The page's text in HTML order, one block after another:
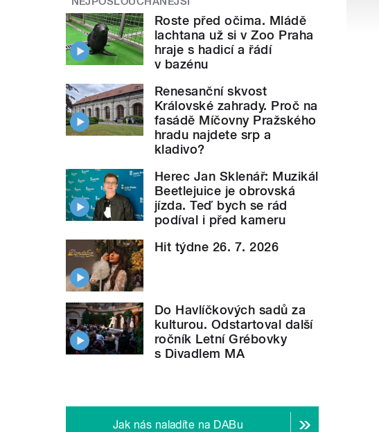
Roste před očima. Mládě
lachtana už si v Zoo Praha
hraje s hadicí a řádí
v bazénu
Renesanční skvost
Královské zahrady. Proč na
fasádě Míčovny Pražského
hradu najdete srp a
kladivo?
Herec Jan Sklenář: Muzikál
Beetlejuice je obrovská
jízda. Teď bych se rád
podíval i před kameru
Hit týdne 26. 7. 2026
Do Havlíčkových sadů za
kulturou. Odstartoval další
ročník Letní Grébovky
s Divadlem MA
Jak nás naladíte na DABu